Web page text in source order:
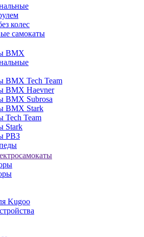
колес
самокаты
BMX
BMX Tech Team
BMX Haevner
BMX Subrosa
BMX Stark
Tech Team
Stark
РВЗ
Kugoo